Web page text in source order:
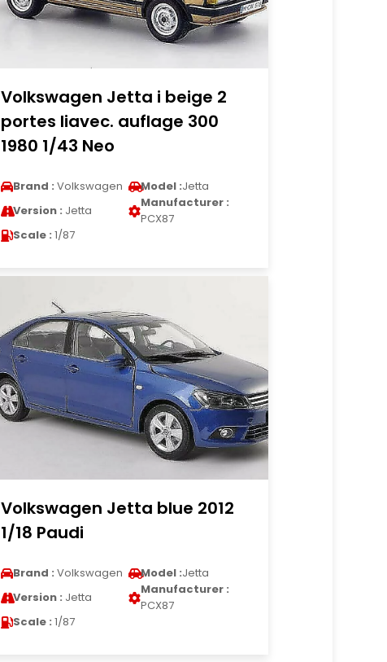
Volkswagen Jetta i beige 2
portes liavec. auflage 300
1980 1/43 Neo
Brand : Volkswagen Model :Jetta
Version : Jetta
Manufacturer :
PCX87
Scale : 1/87
Volkswagen Jetta blue 2012
1/18 Paudi
Brand : Volkswagen Model :Jetta
Version : Jetta
Manufacturer :
PCX87
Scale : 1/87